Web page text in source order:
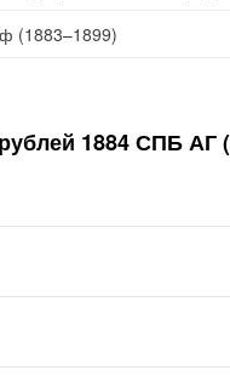
(1883–1899)
1884 СПБ АГ